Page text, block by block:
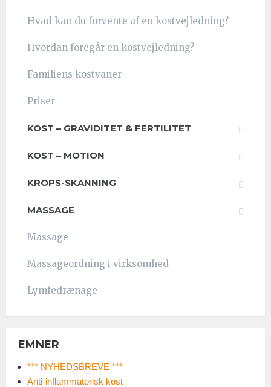
Hvad kan du forvente af en kostvejledning?
Hvordan foregår en kostvejledning?
Familiens kostvaner
Priser
KOST – GRAVIDITET & FERTILITET
KOST – MOTION
KROPS-SKANNING
MASSAGE
Massage
Massageordning i virksomhed
Lymfedrænage
EMNER
*** NYHEDSBREVE ***
Anti-inflammatorisk kost